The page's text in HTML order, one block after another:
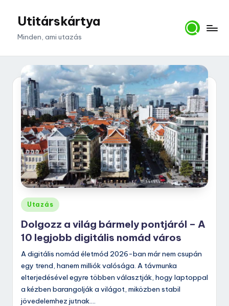
Utitárskártya
Minden, ami utazás
Posted
in
Utazás
Dolgozz a világ bármely pontjáról – A
10 legjobb digitális nomád város
A digitális nomád életmód 2026-ban már nem csupán
egy trend, hanem milliók valósága. A távmunka
elterjedésével egyre többen választják, hogy laptoppal
a kézben barangolják a világot, miközben stabil
jövedelemhez jutnak.…